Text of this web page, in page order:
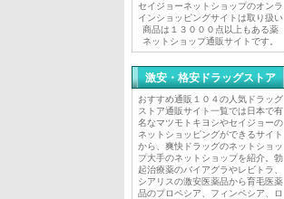
セイジョーネットショップのオンラ
インショッピングサイトは取り扱い
商品は１３０００点以上もある薬
ネットショップ通販サイトです。
激安・格安ドラッグストア
おすすめ通販１０４の人気ドラッグ
ストア通販サイト一覧では日本で有
名なマツモトキヨシやセイジョーの
ネットショッピングができるサイト
から、爽快ドラッグのネットショッ
プ大手のネットショップを紹介。勃
起治療薬のバイアグラやレビトラ、
シアリスの激安医薬品から育毛医薬
品のプロペシア、フィンペシア、ロ